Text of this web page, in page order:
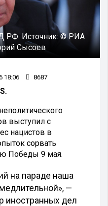
РФ. Источник: © РИА
Сысоев
18:06 8687
выступил с
нацистов в
сорвать
Победы 9 мая.
на параде наша
—
иностранных дел